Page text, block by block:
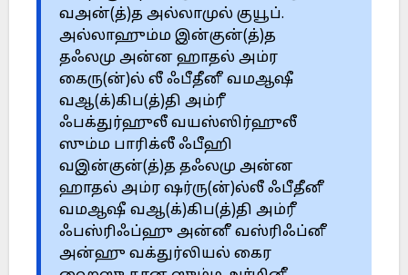
வஅன்(த்)த அல்லாமுல் குயூப்.
அல்லாஹும்ம இன்குன்(த்)த
தஃலமு அன்ன ஹாதல் அம்ர
கைரு(ன்)ல் லீ ஃபீதீனீ வமஆஷீ
வஆ(க்)கிப(த்)தி அம்ரீ
ஃபக்துர்ஹுலீ வயஸ்ஸிர்ஹுலீ
ஸும்ம பாரிக்லீ ஃபீஹி
வஇன்குன்(த்)த தஃலமு அன்ன
ஹாதல் அம்ர ஷர்ரு(ன்)ல்லீ ஃபீதீனீ
வமஆஷீ வஆ(க்)கிப(த்)தி அம்ரீ
ஃபஸ்ரிஃப்ஹு அன்னீ வஸ்ரிஃப்னீ
அன்ஹு வக்துர்லியல் கைர